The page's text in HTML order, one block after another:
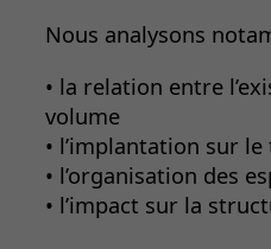
Nous analysons
• la relation entre
volume
• l’implantation sur
• l’organisation des
• l’impact sur la